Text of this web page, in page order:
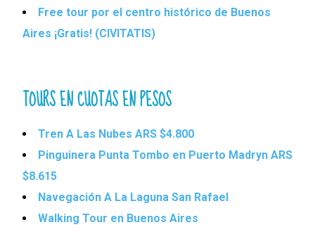
Free tour por el centro histórico de Buenos
Aires ¡Gratis! (CIVITATIS)
TOURS EN CUOTAS EN PESOS
Tren A Las Nubes ARS $4.800
Pinguinera Punta Tombo en Puerto Madryn ARS
$8.615
Navegación A La Laguna San Rafael
Walking Tour en Buenos Aires